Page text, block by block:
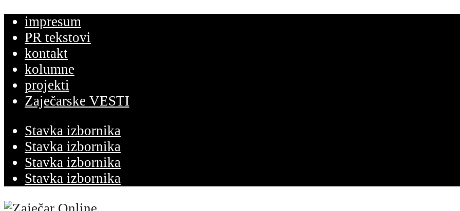
impresum
PR tekstovi
kontakt
kolumne
projekti
Zaječarske VESTI
Stavka izbornika
Stavka izbornika
Stavka izbornika
Stavka izbornika